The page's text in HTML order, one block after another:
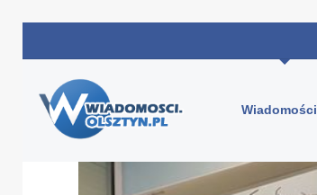
Wiadomości